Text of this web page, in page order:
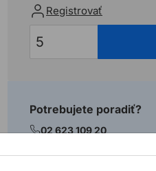
Registrovať
Potrebujete poradiť?
02 623 109 20